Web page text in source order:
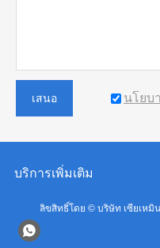
เสนอ นโยบ
บริการเพิ่มเติม
ลิขสิทธิ์โดย © บริษัท เซียเหมิ
